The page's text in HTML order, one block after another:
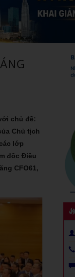
chủ đề:
Chủ tịch
lớp
đốc Điều
CFO61,